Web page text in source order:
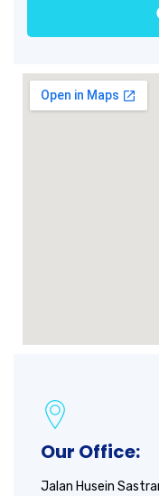
Our Office:
Jalan Husein